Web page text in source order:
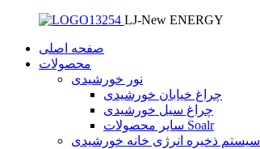
LJ-New ENERGY
صفحه اصلی
محصولات
نور خورشیدی
چراغ خیابان خورشیدی
چراغ سیل خورشیدی
سایر محصولات Soalr
سیستم ذخیره انرژی خانه خورشیدی